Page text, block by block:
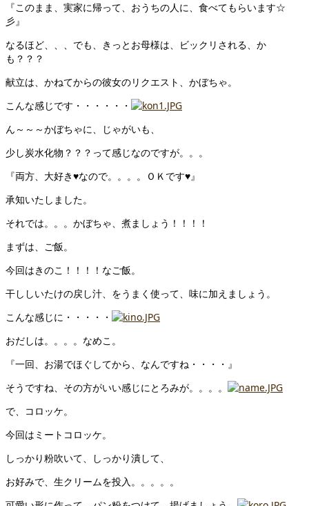
『このまま、実家に帰って、おうちの人に、食べてもらいます☆
彡』
なるほど、、、でも、きっとお母様は、ビックリされる、か
も？？？
献立は、かねてからの彼女のリクエスト、かぼちゃ。
こんな感じです・・・・・・
ん～～～かぼちゃに、じゃがいも、
少し炭水化物？？？って感じなのですが。。。
『両方、大好き♥なので。。。。ＯＫです♥』
承知いたしました。
それでは。。。かぼちゃ、煮ましょう！！！！
まずは、ご飯。
今回はきのこ！！！！なご飯。
干ししいたけの戻し汁、をうまく使って、味に加えましょう。
こんな感じに・・・・・
おだしは。。。。なめこ。
『一回、お湯でほぐしてから、なんですね・・・・』
そうですね、その方がいい感じにとろみが。。。。
で、コロッケ。
今回はミートコロッケ。
しっかり粉吹いて、しっかり潰して、
お好みで、生クリームを投入。。。。。